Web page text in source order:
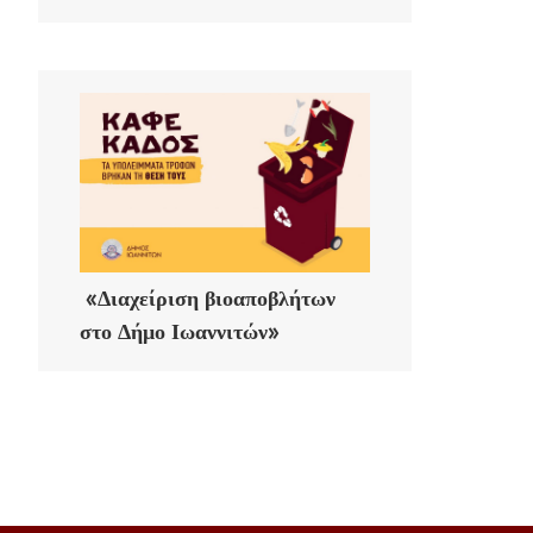
«Διαχείριση βιοαποβλήτων
στο Δήμο Ιωαννιτών»